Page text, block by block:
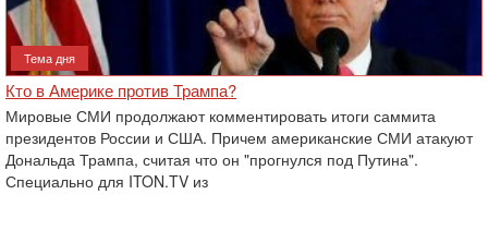
Тема дня
Кто в Америке против Трампа?
Мировые СМИ продолжают комментировать итоги саммита
президентов России и США. Причем американские СМИ атакуют
Дональда Трампа, считая что он "прогнулся под Путина".
Специально для ITON.TV из